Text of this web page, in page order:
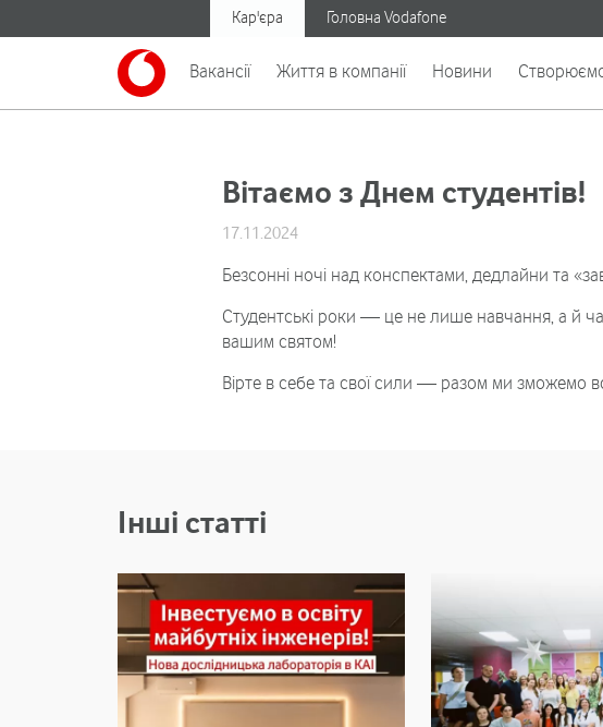
Кар'єра Головна Vodafone
Вакансії Життя в компанії Новини
Вітаємо з Днем студентів!
17.11.2024
Безсонні ночі над конспектами, дедлайни та
Студентські роки — це не лише навчання, а й час
вашим святом!
Вірте в себе та свої сили — разом ми зможемо
Інші статті